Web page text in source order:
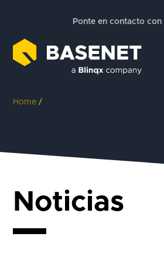
Ponte en contacto con
Home /
Noticias